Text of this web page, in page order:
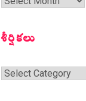
శీర్షికలు
శీర్షికలు